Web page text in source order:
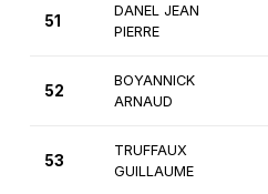
51
DANEL JEAN
PIERRE
52
BOYANNICK
ARNAUD
53
TRUFFAUX
GUILLAUME